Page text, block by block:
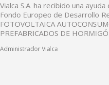
Vialca S.A. ha recibido una
Fondo Europeo de Desarrollo
FOTOVOLTAICA
PREFABRICADOS DE
Administrador Vialca